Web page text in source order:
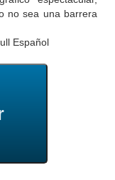
no sea una barrera